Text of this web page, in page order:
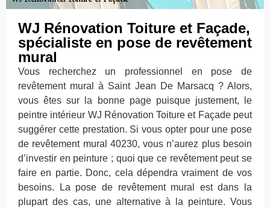
WJ Rénovation Toiture et Façade,
spécialiste en pose de revêtement
mural
Vous recherchez un professionnel en pose de
revêtement mural à Saint Jean De Marsacq ? Alors,
vous êtes sur la bonne page puisque justement, le
peintre intérieur WJ Rénovation Toiture et Façade peut
suggérer cette prestation. Si vous opter pour une pose
de revêtement mural 40230, vous n’aurez plus besoin
d’investir en peinture ; quoi que ce revêtement peut se
faire en partie. Donc, cela dépendra vraiment de vos
besoins. La pose de revêtement mural est dans la
plupart des cas, une alternative à la peinture. Vous